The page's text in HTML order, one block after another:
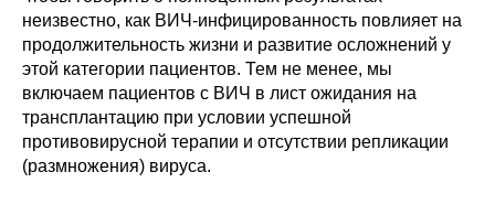
неизвестно, как ВИЧ-инфицированность повлияет на
продолжительность жизни и развитие осложнений у
этой категории пациентов. Тем не менее, мы
включаем пациентов с ВИЧ в лист ожидания на
трансплантацию при условии успешной
противовирусной терапии и отсутствии репликации
(размножения) вируса.